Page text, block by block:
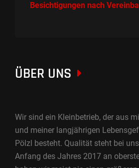
Besichtigungen nach
ÜBER UNS
Wir sind ein Kleinbetrieb, der aus
und meiner langjährigen
Pölzl besteht. Qualität steht bei
Anfang des Jahres 2017 an